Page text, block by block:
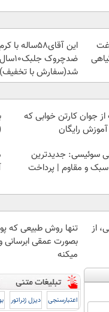
این آقای58ساله با
ضدچروک
شد(سفارش با تخفیف)
از جوان کارتن خوابی که
رایگان
سوئیسی: جدیدترین
سبک و مقاوم | پرداخت
از
تنها روش طبیعی که
بصورت عمقی ابرسانی
میکنه
اعتبارسنجی دیزل ژنراتور